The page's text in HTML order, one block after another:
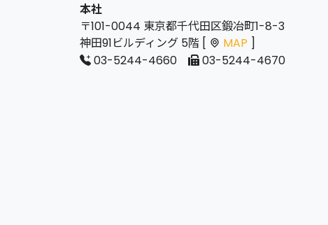
本社
〒101-0044 東京都千代田区鍛冶町1-8-3
神田91ビルディング 5階 [
MAP ]
03-5244-4660
03-5244-4670